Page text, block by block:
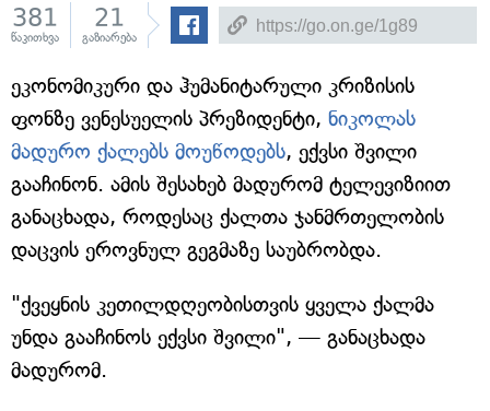
381
წაკითხვა
21
გაზიარება
ეკონომიკური და ჰუმანიტარული კრიზისის
ფონზე ვენესუელის პრეზიდენტი, ნიკოლას
მადურო ქალებს მოუწოდებს, ექვსი შვილი
გააჩინონ. ამის შესახებ მადურომ ტელევიზიით
განაცხადა, როდესაც ქალთა ჯანმრთელობის
დაცვის ეროვნულ გეგმაზე საუბრობდა.
"ქვეყნის კეთილდღეობისთვის ყველა ქალმა
უნდა გააჩინოს ექვსი შვილი", — განაცხადა
მადურომ.